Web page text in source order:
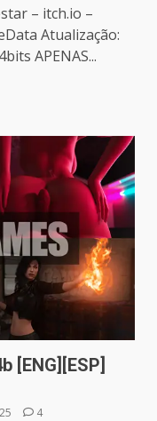
– itch.io –
Atualização:
APENAS...
[ENG][ESP]
4